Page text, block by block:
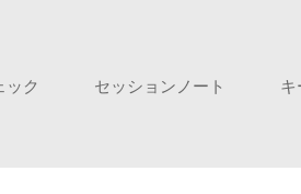
ック セッションノート